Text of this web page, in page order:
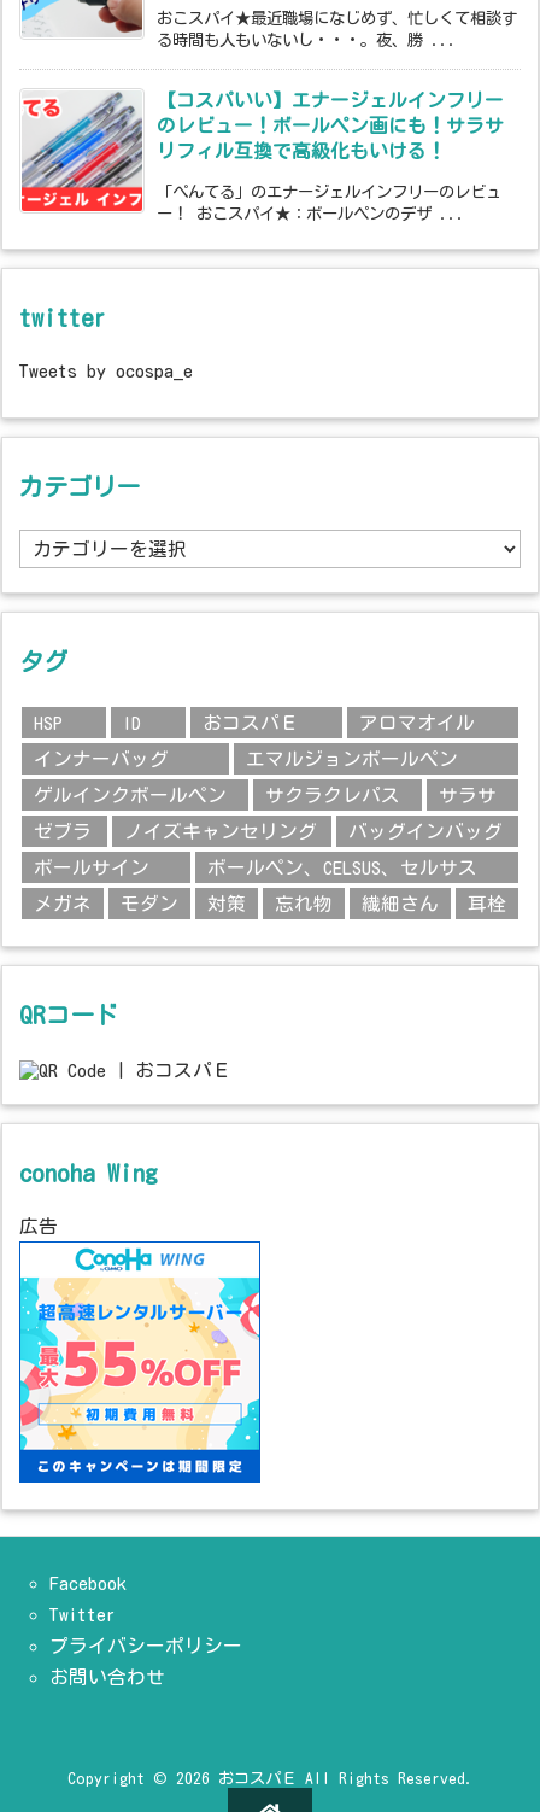
おこスパイ★最近職場になじめず、忙しくて相談す
る時間も人もいないし・・・。夜、勝 ...
【コスパいい】エナージェルインフリー
のレビュー！ボールペン画にも！サラサ
リフィル互換で高級化もいける！
「ぺんてる」のエナージェルインフリーのレビュ
ー！ おこスパイ★：ボールペンのデザ ...
twitter
Tweets by ocospa_e
カテゴリー
カ
テ
リ
ー
タグ
HSP ID おコスパＥ
アロマオイル
インナーバッグ
エマルジョンボールペン
ゲルインクボールペン
サクラクレパス
サラサ
ゼブラ
ノイズキャンセリング
バッグインバッグ
ボールサイン
ボールペン、CELSUS、セルサス
メガネ
モダン 対策 忘れ物 繊細さん 耳栓
QRコード
conoha Wing
広告
Facebook
Twitter
プライバシーポリシー
お問い合わせ
Copyright © 2026 おコスパＥ All Rights Reserved.